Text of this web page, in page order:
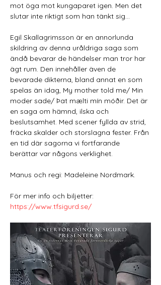
mot öga mot kungaparet igen. Men det
slutar inte riktigt som han tänkt sig…
Egil Skallagrimsson är en annorlunda
skildring av denna uråldriga saga som
ändå bevarar de händelser man tror har
ägt rum. Den innehåller även de
bevarade dikterna, bland annat en som
spelas än idag, My mother told me/ Min
moder sade/ Þat mælti mín móðir. Det är
en saga om hämnd, ilska och
beslutsamhet. Med scener fyllda av strid,
fräcka skalder och storslagna fester. Från
en tid där sagorna vi fortfarande
berättar var någons verklighet.
Manus och regi: Madeleine Nordmark.
För mer info och biljetter:
https://www.tfsigurd.se/